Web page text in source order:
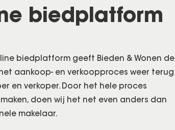
biedplatform
biedplatform geeft Bieden & Wonen de
aankoop- en verkoopproces weer terug
en verkoper. Door het hele proces
doen wij het net even anders dan
makelaar.